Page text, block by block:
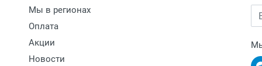
Мы в регионах
Оплата
Акции
Новости